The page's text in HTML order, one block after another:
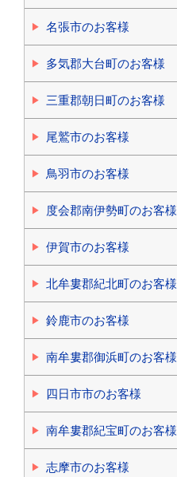
名張市のお客様
多気郡大台町のお客様
三重郡朝日町のお客様
尾鷲市のお客様
鳥羽市のお客様
度会郡南伊勢町のお客様
伊賀市のお客様
北牟婁郡紀北町のお客様
鈴鹿市のお客様
南牟婁郡御浜町のお客様
四日市市のお客様
南牟婁郡紀宝町のお客様
志摩市のお客様